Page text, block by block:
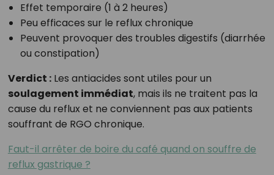
Effet temporaire (1 à 2 heures)
Peu efficaces sur le reflux chronique
Peuvent provoquer des troubles digestifs (diarrhée
ou constipation)
Verdict :Les antiacides sont utiles pour un
soulagement immédiat, mais ils ne traitent pas la
cause du reflux et ne conviennent pas aux patients
souffrant de RGO chronique.
Faut-il arrêter de boire du café quand on souffre de
reflux gastrique ?